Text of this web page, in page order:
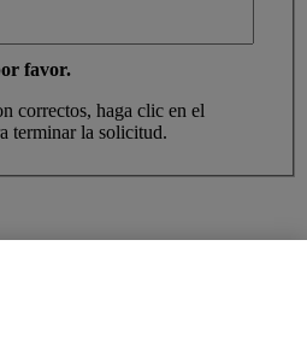
favor.
correctos, haga clic en el
terminar la solicitud.